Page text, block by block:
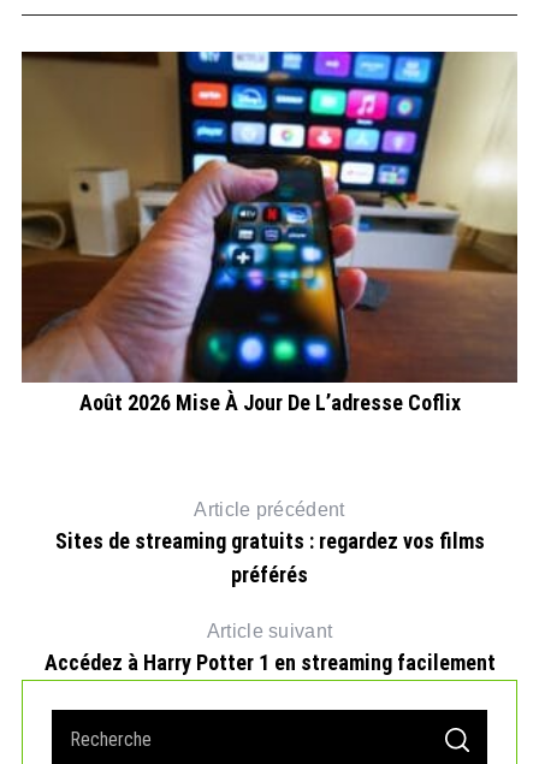
Août 2026 Mise À Jour De L’adresse Coflix
Article précédent
Sites de streaming gratuits : regardez vos films
préférés
Article suivant
Accédez à Harry Potter 1 en streaming facilement
S